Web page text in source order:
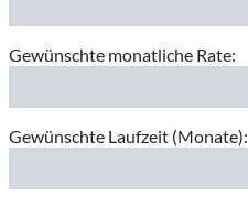
Gewünschte monatliche Rate:
Gewünschte Laufzeit (Monate):